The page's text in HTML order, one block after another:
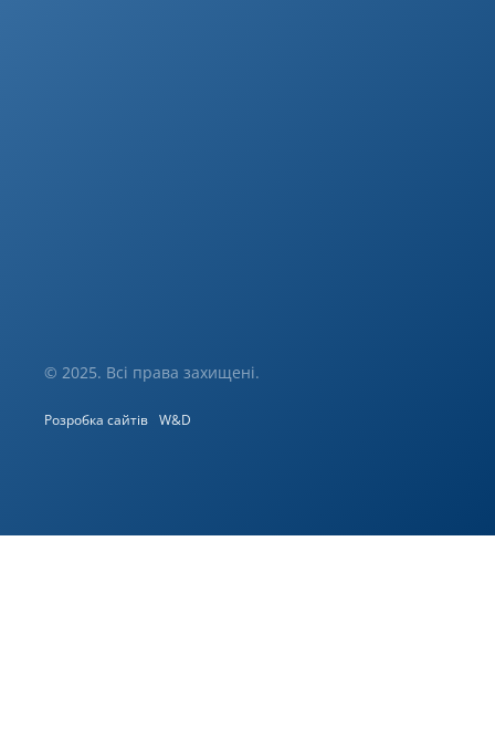
© 2025. Всі права захищені.
Розробка сайтів W&D